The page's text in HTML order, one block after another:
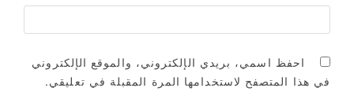
احفظ اسمي، بريدي الإلكتروني، والموقع الإلكتروني
في هذا المتصفح لاستخدامها المرة المقبلة في تعليقي.